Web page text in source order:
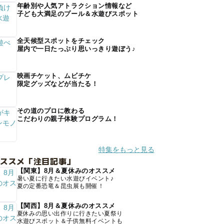
年齢別や人気アトラクション情報など
子ども大満足のプール＆水遊びスポット
全天候型スポットをチェック
屋内で一日たっぷり思いっきり遊ぼう♪
映画チケット、ムビチケ
限定グッズなどが当たる！
その道のプロに教わる
こだわりの親子体験プログラム！
特集をもっと見る
スメ「注目記事」
【関東】8月＆夏休みのオススメ
暑い夏に行きたい水遊びイベント♪
夏の定番恐竜＆昆虫展も開催！
【関西】8月＆夏休みのオススメ
夏休みの思い出作りに行きたい夏祭り
水遊びスポット＆子供無料イベントも